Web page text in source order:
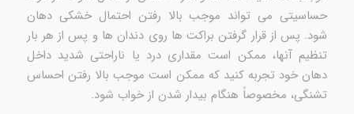
حساسیتی می تواند موجب بالا رفتن احتمال خشکی دهان
شود. پس از قرار گرفتن براکت ها روی دندان ها و پس از هر بار
تنظیم آنها، ممکن است مقداری درد یا ناراحتی شدید داخل
دهان خود تجربه کنید که ممکن است موجب بالا رفتن احساس
تشنگی، مخصوصاً هنگام بیدار شدن از خواب شود.